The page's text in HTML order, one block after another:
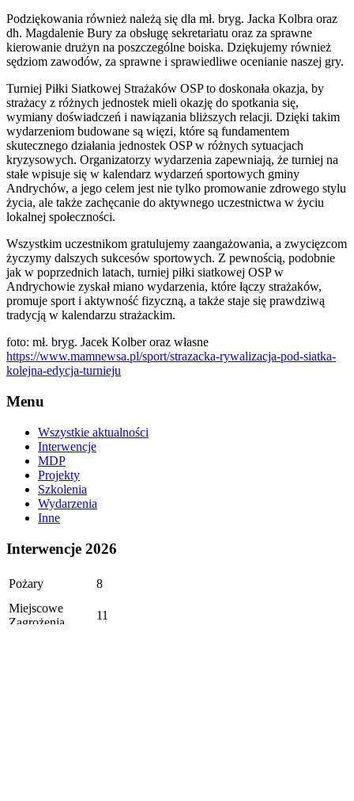
Podziękowania również należą się dla mł. bryg. Jacka Kolbra oraz
dh. Magdalenie Bury za obsługę sekretariatu oraz za sprawne
kierowanie drużyn na poszczególne boiska. Dziękujemy również
sędziom zawodów, za sprawne i sprawiedliwe ocenianie naszej gry.
Turniej Piłki Siatkowej Strażaków OSP to doskonała okazja, by
strażacy z różnych jednostek mieli okazję do spotkania się,
wymiany doświadczeń i nawiązania bliższych relacji. Dzięki takim
wydarzeniom budowane są więzi, które są fundamentem
skutecznego działania jednostek OSP w różnych sytuacjach
kryzysowych. Organizatorzy wydarzenia zapewniają, że turniej na
stałe wpisuje się w kalendarz wydarzeń sportowych gminy
Andrychów, a jego celem jest nie tylko promowanie zdrowego stylu
życia, ale także zachęcanie do aktywnego uczestnictwa w życiu
lokalnej społeczności.
Wszystkim uczestnikom gratulujemy zaangażowania, a zwycięzcom
życzymy dalszych sukcesów sportowych. Z pewnością, podobnie
jak w poprzednich latach, turniej piłki siatkowej OSP w
Andrychowie zyskał miano wydarzenia, które łączy strażaków,
promuje sport i aktywność fizyczną, a także staje się prawdziwą
tradycją w kalendarzu strażackim.
foto: mł. bryg. Jacek Kolber oraz własne
https://www.mamnewsa.pl/sport/strazacka-rywalizacja-pod-siatka-
kolejna-edycja-turnieju
Menu
Wszystkie aktualności
Interwencje
MDP
Projekty
Szkolenia
Wydarzenia
Inne
Interwencje 2026
Pożary
8
Miejscowe
Zagrożenia
11